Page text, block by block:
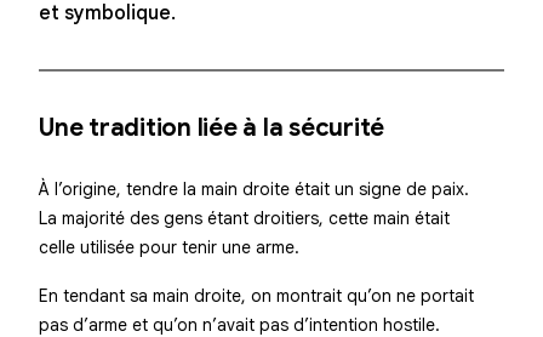
et symbolique.
Une tradition liée à la sécurité
À l’origine, tendre la main droite était un signe de paix.
La majorité des gens étant droitiers, cette main était
celle utilisée pour tenir une arme.
En tendant sa main droite, on montrait qu’on ne portait
pas d’arme et qu’on n’avait pas d’intention hostile.